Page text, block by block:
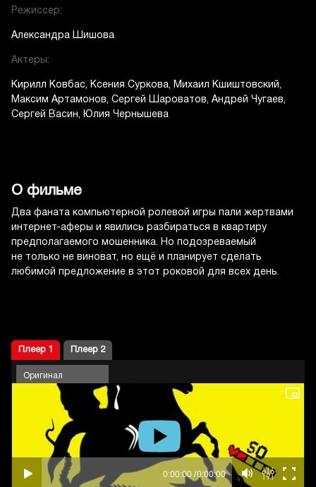
Режиссер:
Александра Шишова
Актеры:
Кирилл Ковбас Ксения Суркова
Михаил Кшиштовский
Максим Артамонов
Сергей Шароватов
Андрей Чугаев
Сергей Васин
Юлия Чернышева
О фильме
Два фаната компьютерной ролевой игры пали жертвами
интернет-аферы и явились разбираться в квартиру
предполагаемого мошенника. Но подозреваемый
не только не виноват, но ещё и планирует сделать
любимой предложение в этот роковой для всех день.
Плеер 1 Плеер 2
Оригинал